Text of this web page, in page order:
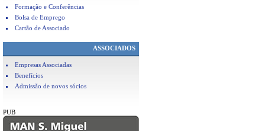
Formação e Conferências
Bolsa de Emprego
Cartão de Associado
ASSOCIADOS
Empresas Associadas
Benefícios
Admissão de novos sócios
PUB